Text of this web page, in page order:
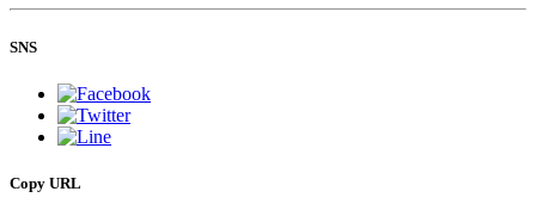
SNS
Copy URL